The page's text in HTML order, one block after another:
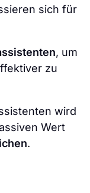
sich für
, um
zu
wird
Wert
.